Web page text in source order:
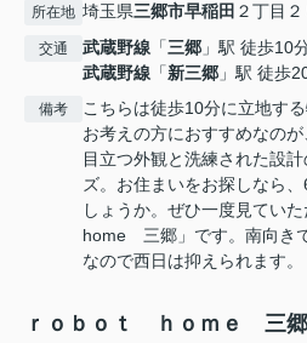
所在地 埼玉県三郷市早稲田 ２丁目
交通 武蔵野線 「三郷 」駅 徒歩10
武蔵野線 「新三郷 」駅 徒歩
備考
こちらは徒歩10分に立地す
お考えの方におすすめなのが
目立つ外観と洗練された設
ズ。お住まいをお探しなら
しょうか。ぜひ一度見てい
home 三郷」です。南向き
なので西日は抑えられます。
ｒｏｂｏｔ ｈｏｍｅ 三郷